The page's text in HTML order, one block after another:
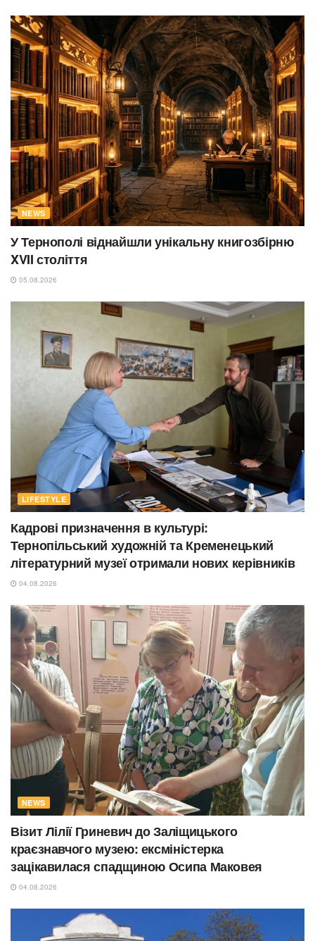
NEWS
У Тернополі віднайшли унікальну книгозбірню
XVII століття
05.08.2026
LIFESTYLE
Кадрові призначення в культурі:
Тернопільський художній та Кременецький
літературний музеї отримали нових керівників
04.08.2026
NEWS
Візит Лілії Гриневич до Заліщицького
краєзнавчого музею: ексміністерка
зацікавилася спадщиною Осипа Маковея
04.08.2026